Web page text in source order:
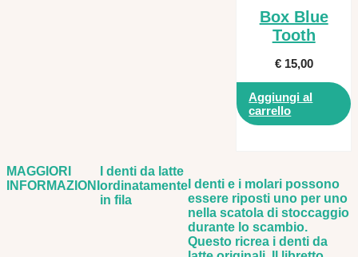
Box Blue
Tooth
€15,00
Aggiungi al
carrello
MAGGIORI
INFORMAZIONI
I denti da latte
ordinatamente
in fila
I denti e i molari possono
essere riposti uno per uno
nella scatola di stoccaggio
durante lo scambio.
Questo ricrea i denti da